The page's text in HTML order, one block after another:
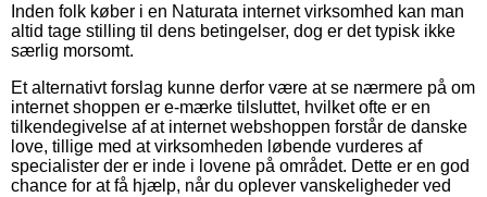
Inden folk køber i en Naturata internet virksomhed kan man
altid tage stilling til dens betingelser, dog er det typisk ikke
særlig morsomt.
Et alternativt forslag kunne derfor være at se nærmere på om
internet shoppen er e-mærke tilsluttet, hvilket ofte er en
tilkendegivelse af at internet webshoppen forstår de danske
love, tillige med at virksomheden løbende vurderes af
specialister der er inde i lovene på området. Dette er en god
chance for at få hjælp, når du oplever vanskeligheder ved